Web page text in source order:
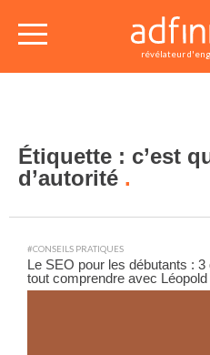
révélateur
nos
Étiquette : c’est
d’autorité
#CONSEILS PRATIQUES
Le SEO pour les débutants :
tout comprendre avec